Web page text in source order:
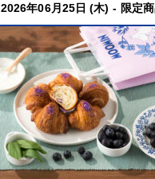
2026年06月25日 (木) - 限定